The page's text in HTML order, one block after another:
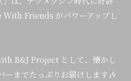
With Friends がパワーアップし
B&J Project として、懐かし
ーまでたっぷりお届けします🎶